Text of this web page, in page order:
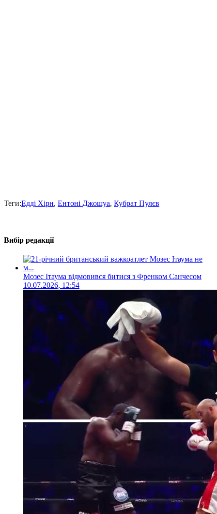
Теги:Едді Хірн, Ентоні Джошуа, Кубрат Пулєв
Вибір редакції
Мозес Ітаума відмовився битися з Френком Санчесом
10.07.2026, 12:54